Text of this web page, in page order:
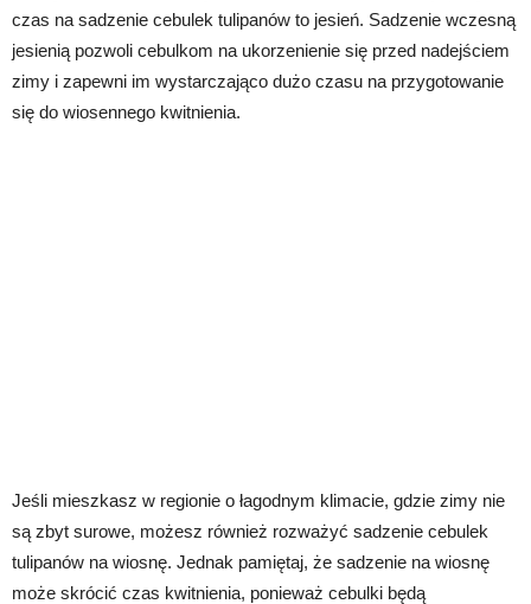
czas na sadzenie cebulek tulipanów to jesień. Sadzenie wczesną
jesienią pozwoli cebulkom na ukorzenienie się przed nadejściem
zimy i zapewni im wystarczająco dużo czasu na przygotowanie
się do wiosennego kwitnienia.
Jeśli mieszkasz w regionie o łagodnym klimacie, gdzie zimy nie
są zbyt surowe, możesz również rozważyć sadzenie cebulek
tulipanów na wiosnę. Jednak pamiętaj, że sadzenie na wiosnę
może skrócić czas kwitnienia, ponieważ cebulki będą